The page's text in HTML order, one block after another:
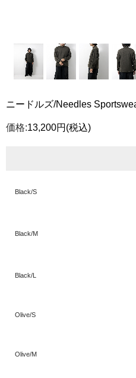
ニードルズ/Needles
価格:13,200円 (税込)
Black/S
Black/M
Black/L
Olive/S
Olive/M